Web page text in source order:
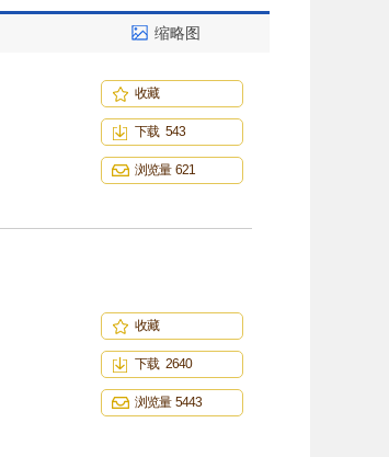
缩略图
收藏
下载 543
浏览量 621
收藏
下载 2640
浏览量 5443